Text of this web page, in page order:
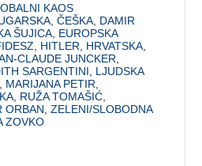
KAOS
,ČEŠKA DAMIR
ŠUJICA EUROPSKA
HITLER HRVATSKA
CLAUDE JUNCKER
SARGENTINI
LJUDSKA
MARIJANA PETIR
RUŽA TOMAŠIĆ
ORBAN ,ZELENI/SLOBODNA
ZOVKO